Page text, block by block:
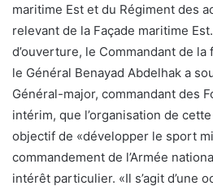
maritime Est et du Régiment des
relevant de la Façade maritime
d’ouverture, le Commandant de la
le Général Benayad Abdelhak a
Général-major, commandant des
intérim, que l’organisation de
objectif de «développer le sport
commandement de l’Armée
intérêt particulier. «Il s’agit d’une